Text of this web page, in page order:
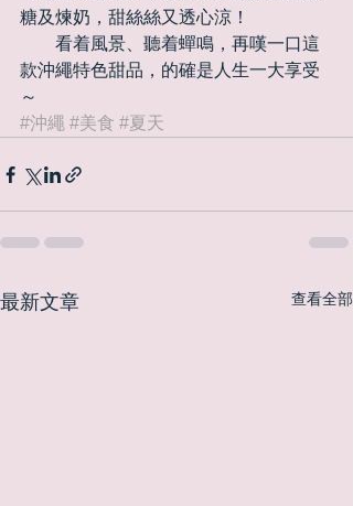
糖及煉奶，甜絲絲又透心涼！
看着風景、聽着蟬鳴，再嘆一口這
款沖繩特色甜品，的確是人生一大享受
～
#沖繩 #美食 #夏天
最新文章 查看全部